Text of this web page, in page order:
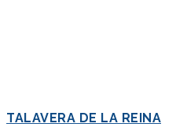
TALAVERA DE LA REINA